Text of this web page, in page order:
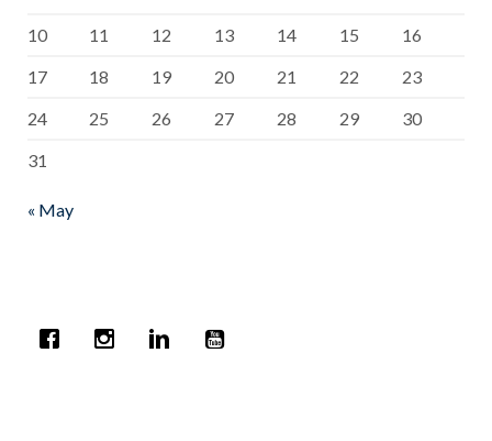
10
11 12 13 14 15
16
17
18 19 20 21 22
23
24
25 26 27 28 29
30
31
« May